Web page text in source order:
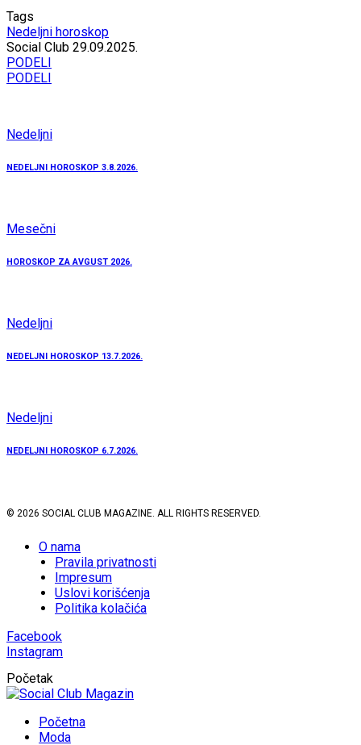
Tags
Nedeljni horoskop
Social Club 29.09.2025.
PODELI
PODELI
Nedeljni
NEDELJNI HOROSKOP 3.8.2026.
Mesečni
HOROSKOP ZA AVGUST 2026.
Nedeljni
NEDELJNI HOROSKOP 13.7.2026.
Nedeljni
NEDELJNI HOROSKOP 6.7.2026.
© 2026 SOCIAL CLUB MAGAZINE. ALL RIGHTS RESERVED.
O nama
Pravila privatnosti
Impresum
Uslovi korišćenja
Politika kolačića
Facebook
Instagram
Početak
Početna
Moda